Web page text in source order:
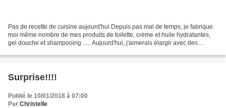
Pas de recette de cuisine aujourd'hui Depuis pas mal de temps, je fabrique
moi même nombre de mes produits de toilette, crème et huile hydratantes,
gel douche et shampooing ..... Aujourd'hui, j'aimerais élargir avec des
Surprise!!!!
Publié le 10/01/2018 à 07:00
Par Christelle